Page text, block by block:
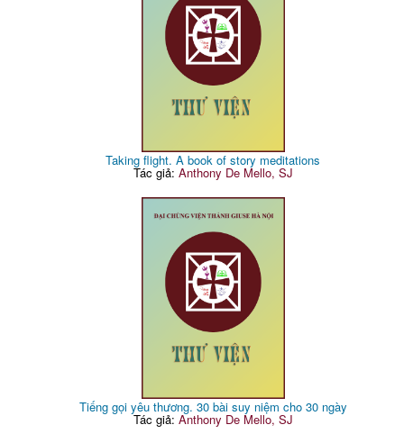
Taking flight. A book of story meditations
Tác giả: Anthony De Mello, SJ
Tiếng gọi yêu thương. 30 bài suy niệm cho 30 ngày
Tác giả: Anthony De Mello, SJ